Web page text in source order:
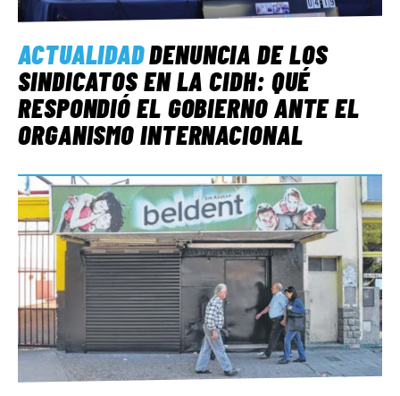
ACTUALIDADDENUNCIA DE LOS
SINDICATOS EN LA CIDH: QUÉ
RESPONDIÓ EL GOBIERNO ANTE EL
ORGANISMO INTERNACIONAL